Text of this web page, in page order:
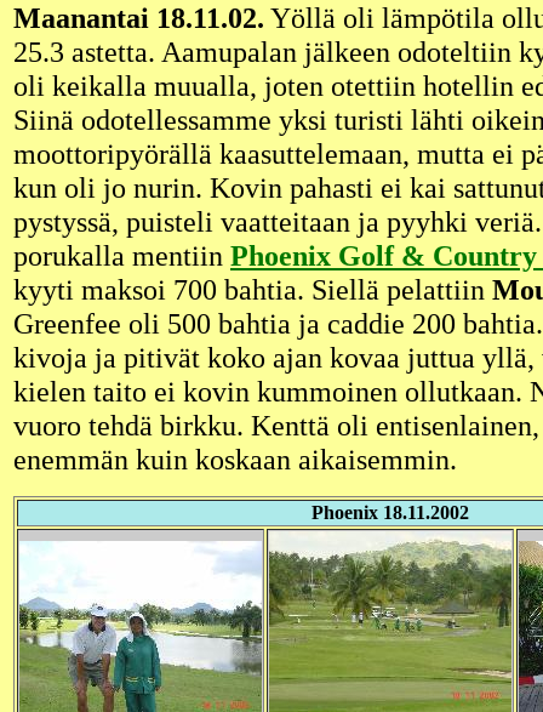
Maanantai 18.11.02. Yöllä oli lämpötila
25.3 astetta. Aamupalan jälkeen odoteltiin
oli keikalla muualla, joten otettiin hotellin
Siinä odotellessamme yksi turisti lähti
moottoripyörällä kaasuttelemaan, mutta ei
kun oli jo nurin. Kovin pahasti ei kai
pystyssä, puisteli vaatteitaan ja pyyhki
porukalla mentiin Phoenix Golf &
kyyti maksoi 700 bahtia. Siellä pelattiin
Greenfee oli 500 bahtia ja caddie 200
kivoja ja pitivät koko ajan kovaa juttua yllä,
kielen taito ei kovin kummoinen ollutkaan.
vuoro tehdä birkku. Kenttä oli
enemmän kuin koskaan aikaisemmin.
Phoenix 18.11.2002